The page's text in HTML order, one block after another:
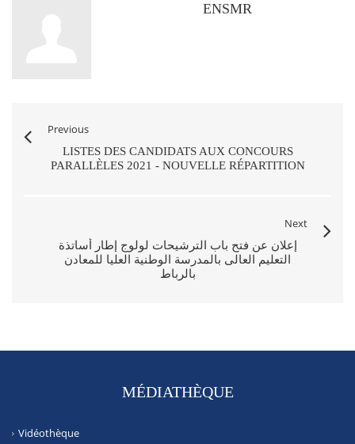
ENSMR
Previous
LISTES DES CANDIDATS AUX CONCOURS
PARALLÈLES 2021 - NOUVELLE RÉPARTITION
Next
إعلان عن فتح باب الترشيحات لولوج إطار أساتذة
التعليم العالى بالمدرسة الوطنية العليا للمعادن
بالرباط
MÉDIATHÈQUE
Vidéothèque